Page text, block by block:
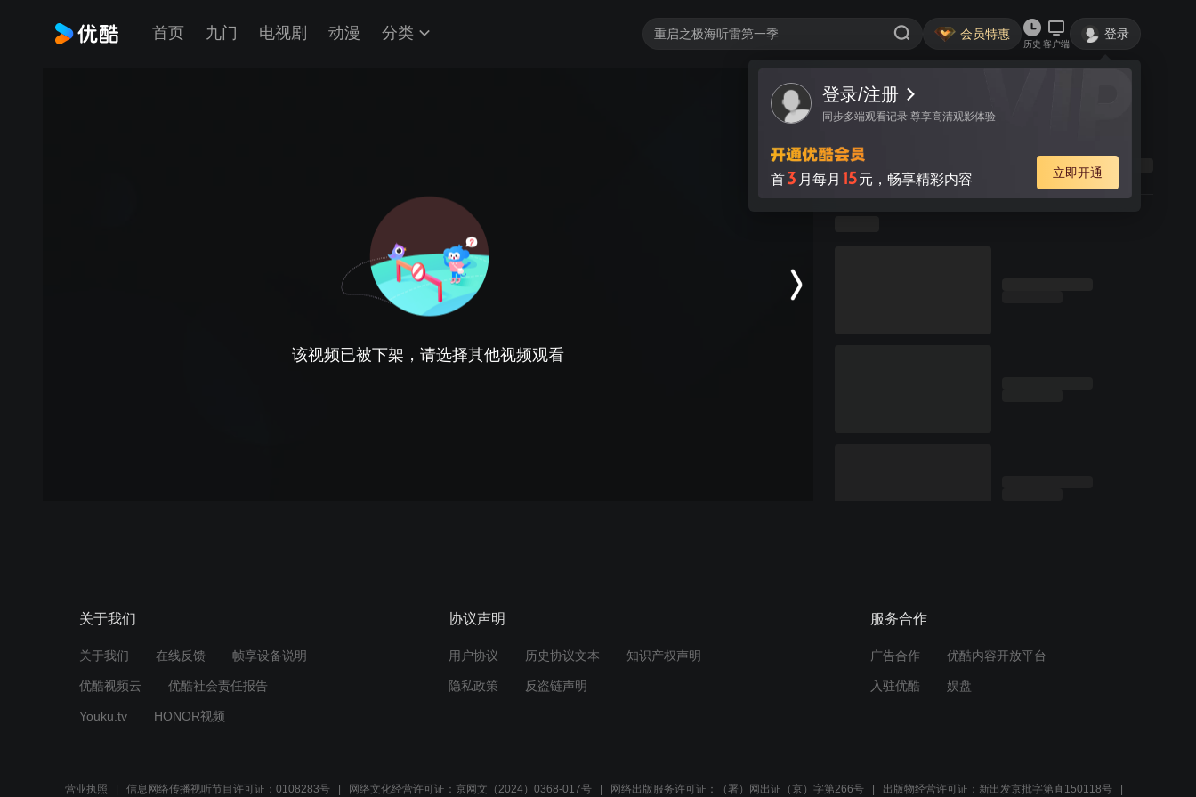
首页 九门 电视剧 动漫 分类 会员特惠
历史 客户端
登录
该视频已被下架，请选择其他视频观看
关于我们
关于我们 在线反馈 帧享设备说明
优酷视频云 优酷社会责任报告
Youku.tv HONOR视频
协议声明
用户协议 历史协议文本 知识产权声明
隐私政策 反盗链声明
服务合作
广告合作 优酷内容开放平台
入驻优酷 娱盘
营业执照 信息网络传播视听节目许可证：0108283号 网络文化经营许可证：京网文（2024）0368-017号 网络出版服务许可证：（署）网出证（京）字第266号 出版物经营许可证：新出发京批字第直150118号